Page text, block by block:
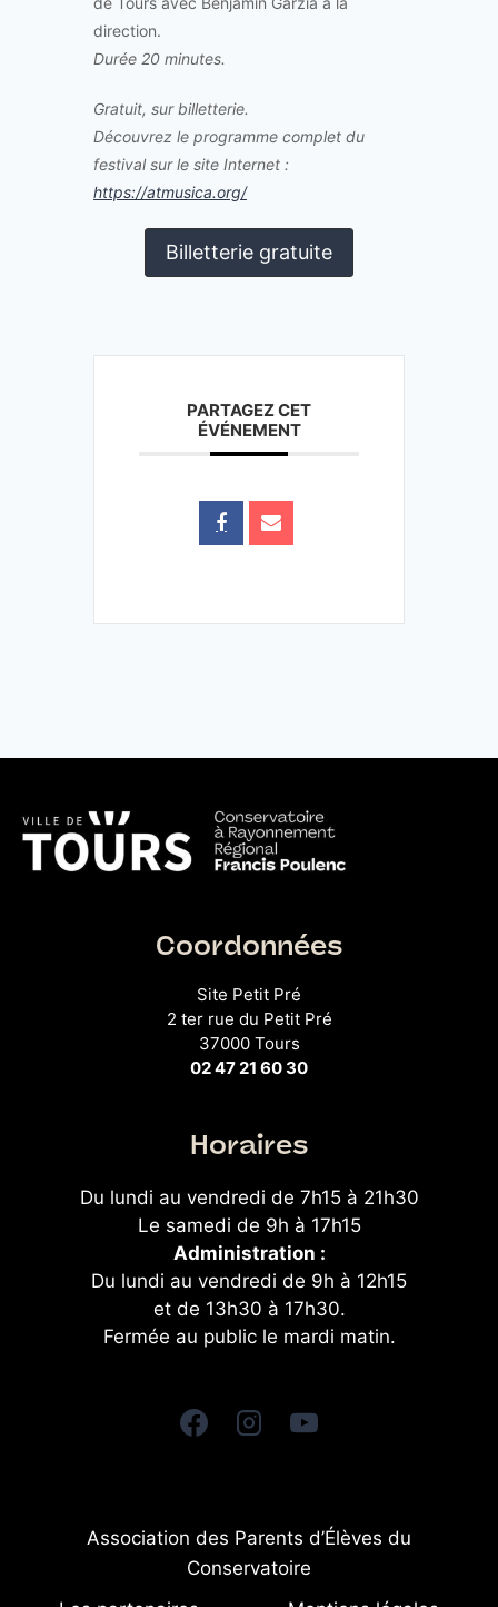
direction.
Durée 20 minutes.
Gratuit, sur billetterie.
Découvrez le programme complet du
festival sur le site Internet :
https://atmusica.org/
Billetterie gratuite
PARTAGEZ CET
ÉVÉNEMENT
Coordonnées
Site Petit Pré
2 ter rue du Petit Pré
37000 Tours
02 47 21 60 30
Horaires
Du lundi au vendredi de 7h15 à 21h30
Le samedi de 9h à 17h15
Administration :
Du lundi au vendredi de 9h à 12h15
et de 13h30 à 17h30.
Fermée au public le mardi matin.
Association des Parents d’Élèves du
Conservatoire